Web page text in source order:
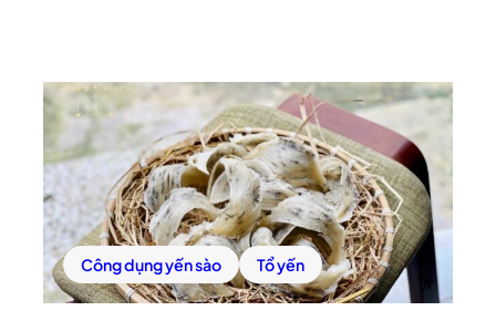
Công dụng yến sào Tổ yến